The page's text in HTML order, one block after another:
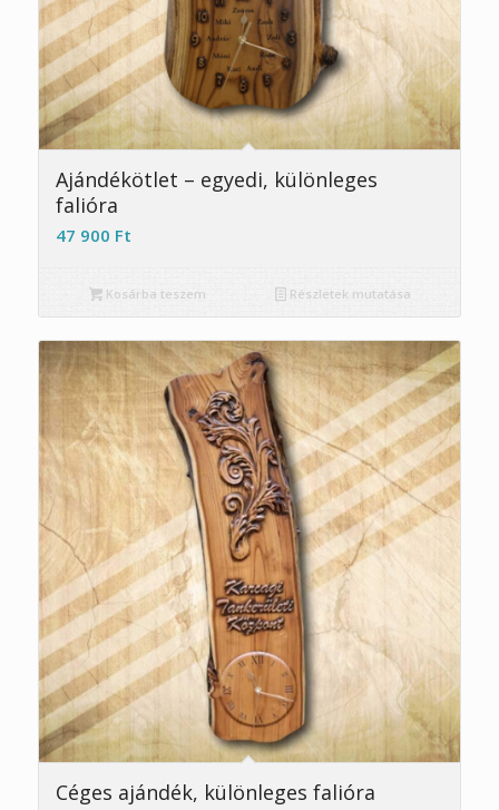
Ajándékötlet – egyedi, különleges
falióra
47 900 Ft
Kosárba teszem Részletek mutatása
Céges ajándék, különleges falióra